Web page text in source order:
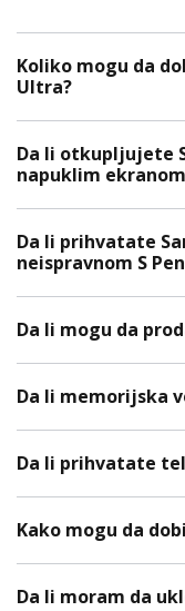
Koliko mogu da
Ultra?
Da li otkupljujete
napuklim
Da li prihvatate
neispravnom S
Da li mogu da
Da li memorijska
Da li prihvatate
Kako mogu da
Da li moram da